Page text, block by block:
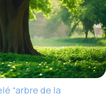
“arbre de la